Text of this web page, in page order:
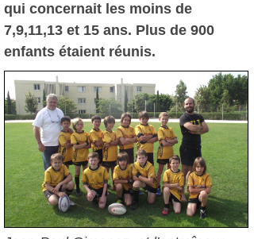
qui concernait les moins de
7,9,11,13 et 15 ans. Plus de 900
enfants étaient réunis.